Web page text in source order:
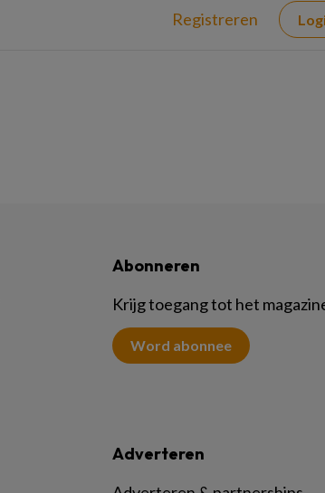
Registreren
Abonneren
Krijg toegang tot het
Word abonnee
Adverteren